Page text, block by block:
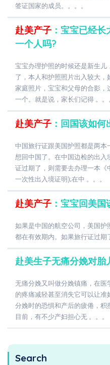
签证国家的成员。。。。
赴美产子 ：宝宝已经
一个人吗?
宝宝办理护照的时候还是新生
了，本人和护照照片出入较大
家庭照片，宝宝和父母的合影，
一个。就是说，家长们记得 。。
赴美产子 ：回国该如
中国旅行证跟美国护照都是两
想回中国了。在中国边检的出
证过期了，则需要去办理一本
一次性出入境证明);在中 。。。
赴美产子 ：宝宝回美
如果是中国的航空公司，美国
都在有效期内。如果旅行证过期
赴美生子无痛分娩对胎
无痛分娩又叫做分娩镇痛，在
的疼痛减轻甚至消失它可以让
分娩时的恐惧和产后的疲倦，积
目前，有不少产妇担心无 。。。
Search